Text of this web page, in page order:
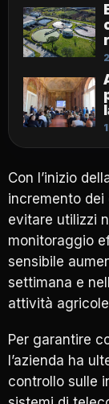
Con l’inizio
incremento
evitare utilizzi
monitoraggio
sensibile
settimana e
attività
Per garantire
l’azienda ha
controllo sulle